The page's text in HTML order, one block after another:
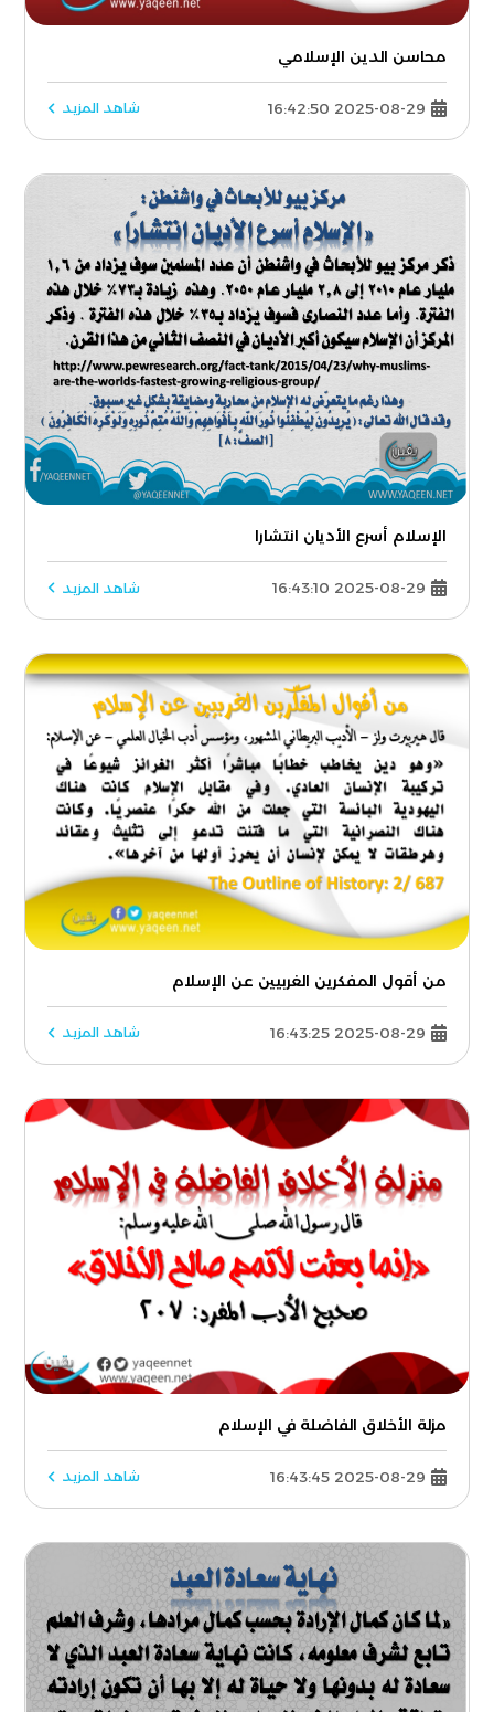
محاسن الدين الإسلامي
2025-08-29 16:42:50 شاهد المزيد
الإسلام أسرع الأديان انتشارا
2025-08-29 16:43:10 شاهد المزيد
من أقول المفكرين الغربيين عن الإسلام
2025-08-29 16:43:25 شاهد المزيد
مزلة الأخلاق الفاضلة في الإسلام
2025-08-29 16:43:45 شاهد المزيد